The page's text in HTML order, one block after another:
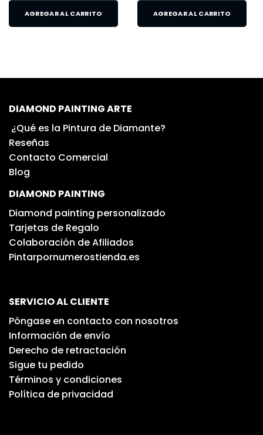
AGREGAR AL CARRITO AGREGAR AL CARRITO
DIAMOND PAINTING ARTE
¿Qué es la Pintura de Diamante?
Reseñas
Contacto Comercial
Blog
DIAMOND PAINTING
Diamond painting personalizado
Tarjetas de Regalo
Colaboración de Afiliados
Pintarpornumerostienda.es
SERVICIO AL CLIENTE
Póngase en contacto con nosotros
Información de envío
Derecho de retractación
Sigue tu pedido
Términos y condiciones
Política de privacidad